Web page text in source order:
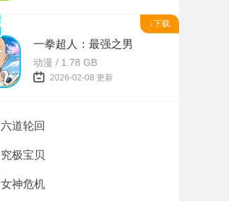
↓下载
一拳超人：最强之男
动漫 / 1.78 GB
2026-02-08 更新
六道轮回
究极宝贝
女神危机